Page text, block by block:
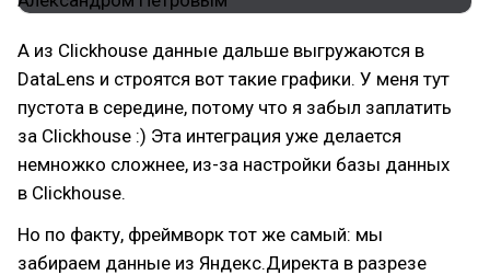
А из Clickhouse данные дальше выгружаются в
DataLens и строятся вот такие графики. У меня тут
пустота в середине, потому что я забыл заплатить
за Clickhouse :) Эта интеграция уже делается
немножко сложнее, из-за настройки базы данных
в Clickhouse.
Но по факту, фреймворк тот же самый: мы
забираем данные из Яндекс.Директа в разрезе